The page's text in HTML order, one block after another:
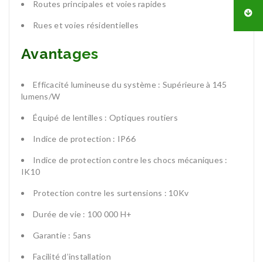
Routes principales et voies rapides
Rues et voies résidentielles
Avantages
Efficacité lumineuse du système : Supérieure à 145
lumens/W
Équipé de lentilles : Optiques routiers
Indice de protection : IP66
Indice de protection contre les chocs mécaniques :
IK10
Protection contre les surtensions : 10Kv
Durée de vie : 100 000 H+
Garantie : 5ans
Facilité d’installation